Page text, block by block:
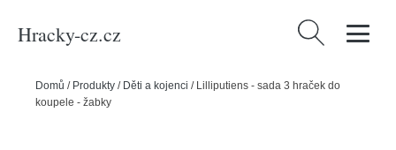
Hracky-cz.cz Vyhledávání
Domů / Produkty / Děti a kojenci / Lilliputiens - sada 3 hraček do
koupele - žabky